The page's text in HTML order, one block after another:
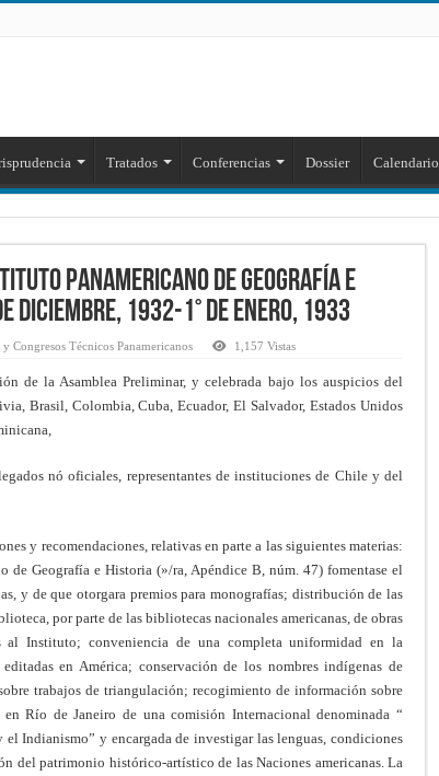
Tratados Conferencias Dossier Calendario
Panamericano de Geografía e
Diciembre, 1932-1° de Enero, 1933
Congresos Técnicos Panamericanos 1,157 Vistas
de la Asamblea Preliminar, y celebrada bajo los auspicios del
Brasil, Colombia, Cuba, Ecuador, El Salvador, Estados Unidos
nó oficiales, representantes de instituciones de Chile y del
y recomendaciones, relativas en parte a las siguientes materias:
de Geografía e Historia (»/ra, Apéndice B, núm. 47) fomentase el
y de que otorgara premios para monografías; distribución de las
por parte de las bibliotecas nacionales americanas, de obras
al Instituto; conveniencia de una completa uniformidad en la
en América; conservación de los nombres indígenas de
trabajos de triangulación; recogimiento de información sobre
Río de Janeiro de una comisión Internacional denominada “
Indianismo” y encargada de investigar las lenguas, condiciones
del patrimonio histórico-artístico de las Naciones americanas. La